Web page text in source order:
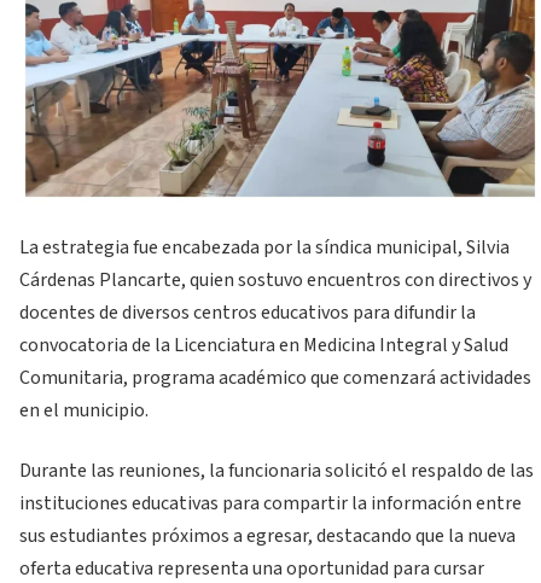
La estrategia fue encabezada por la síndica municipal, Silvia
Cárdenas Plancarte, quien sostuvo encuentros con directivos y
docentes de diversos centros educativos para difundir la
convocatoria de la Licenciatura en Medicina Integral y Salud
Comunitaria, programa académico que comenzará actividades
en el municipio.
Durante las reuniones, la funcionaria solicitó el respaldo de las
instituciones educativas para compartir la información entre
sus estudiantes próximos a egresar, destacando que la nueva
oferta educativa representa una oportunidad para cursar